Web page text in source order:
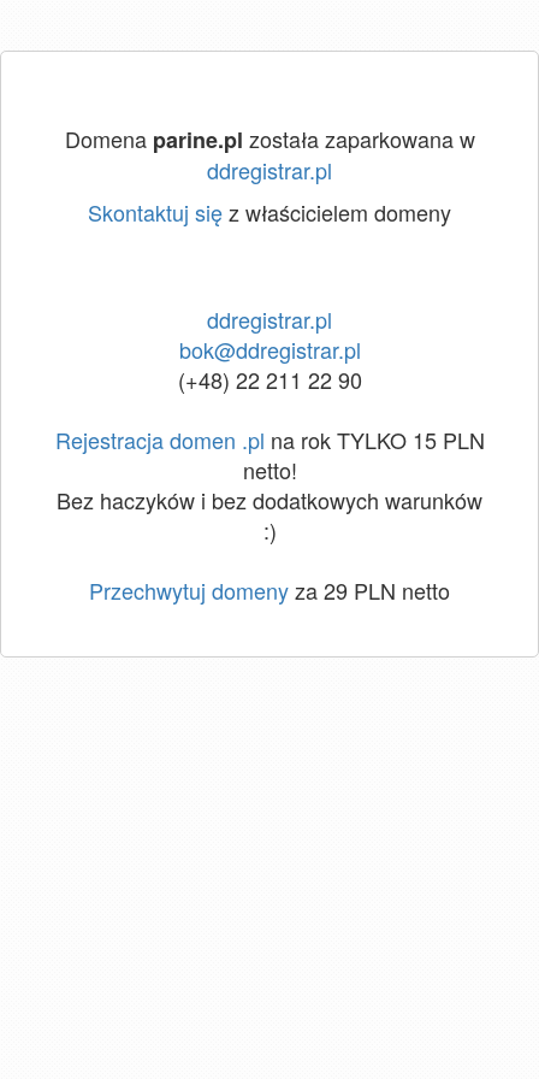
Domena parine.pl została zaparkowana w
ddregistrar.pl
Skontaktuj sięz właścicielem domeny
ddregistrar.pl
bok@ddregistrar.pl
(+48) 22 211 22 90
Rejestracja domen .pl na rok TYLKO 15 PLN
netto!
Bez haczyków i bez dodatkowych warunków
:)
Przechwytuj domenyza 29 PLN netto